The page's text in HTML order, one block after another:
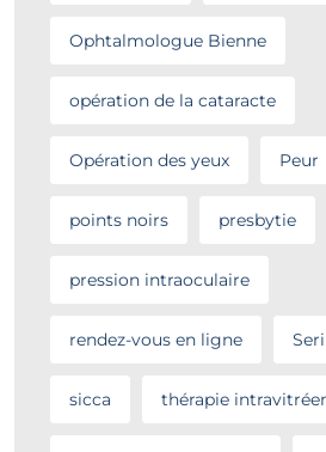
Ophtalmologue Bienne
opération de la cataracte
Opération des yeux Peur
points noirs presbytie
pression intraoculaire
rendez-vous en ligne
sicca thérapie